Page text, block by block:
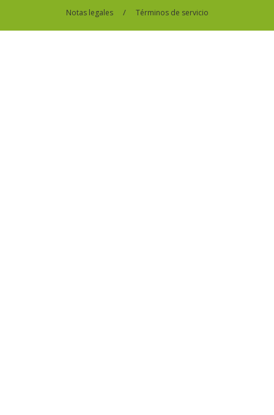
Notas legales / Términos de servicio